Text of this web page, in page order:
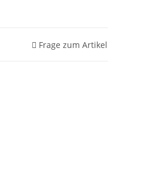
Frage zum Artikel